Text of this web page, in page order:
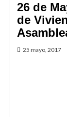
26 de
de
25 mayo, 2017